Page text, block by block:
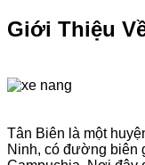
Giới Thiệu
Tân Biên là một
Ninh, có đường biên